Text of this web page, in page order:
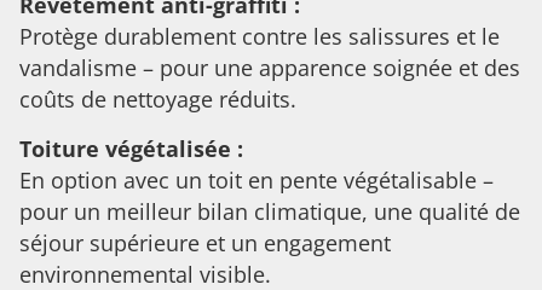
Protège durablement contre les salissures et le
vandalisme – pour une apparence soignée et des
coûts de nettoyage réduits.
Toiture végétalisée :
En option avec un toit en pente végétalisable –
pour un meilleur bilan climatique, une qualité de
séjour supérieure et un engagement
environnemental visible.